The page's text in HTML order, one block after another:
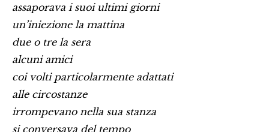
assaporava i suoi ultimi giorni
un’iniezione la mattina
due o tre la sera
alcuni amici
coi volti particolarmente adattati
alle circostanze
irrompevano nella sua stanza
si conversava del tempo